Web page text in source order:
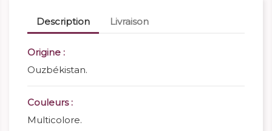
Description Livraison
Origine :
Ouzbékistan.
Couleurs :
Multicolore.